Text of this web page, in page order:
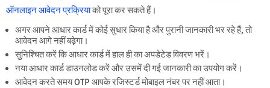
ऑनलाइन आवेदन प्रक्रियाको पूरा कर सकते हैं।
अगर आपने आधार कार्ड में कोई सुधार किया है और पुरानी जानकारी भर रहे हैं, तो
आवेदन आगे नहीं बढ़ेगा।
सुनिश्चित करें कि आधार कार्ड में हाल ही का अपडेटेड विवरण भरें।
नया आधार कार्ड डाउनलोड करें और उसमें दी गई जानकारी का उपयोग करें।
आवेदन करते समय OTP आपके रजिस्टर्ड मोबाइल नंबर पर नहीं आता।